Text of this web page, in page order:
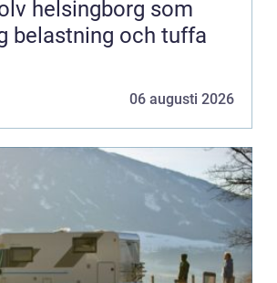
helsingborg som
belastning och tuffa
06 augusti 2026